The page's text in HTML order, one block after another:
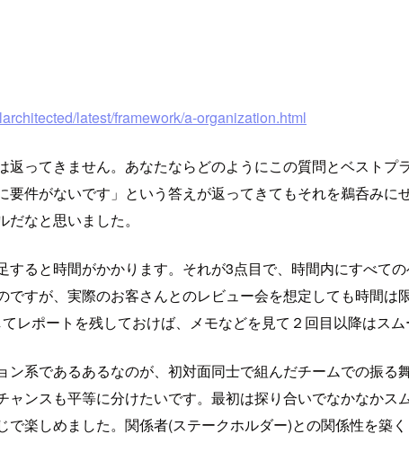
latest/framework/a-organization.html
返ってきません。あなたならどのようにこの質問とベスト
件がないです」という答えが返ってきてもそれを鵜呑み
なと思いました。
ると時間がかかります。それが3点目で、時間内にすべて
すが、実際のお客さんとのレビュー会を想定しても時間
レポートを残しておけば、メモなどを見て２回目以降はスム
ン系であるあるなのが、初対面同士で組んだチームでの振
ンスも平等に分けたいです。最初は探り合いでなかなかス
楽しめました。関係者(ステークホルダー)との関係性を築く